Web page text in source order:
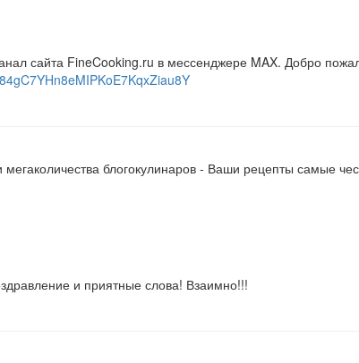
сайта FineCooking.ru в мессенджере MAX. Добро
блогокулинаров - Ваши рецепты самые
и приятные слова! Взаимно!!!